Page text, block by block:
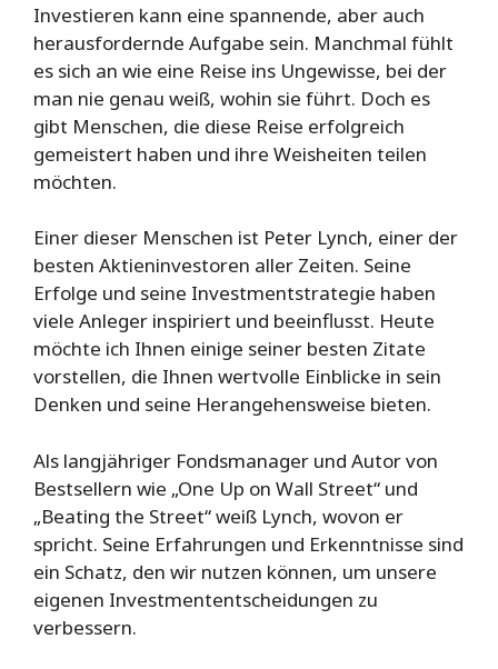
Investieren kann eine spannende, aber auch
herausfordernde Aufgabe sein. Manchmal fühlt
es sich an wie eine Reise ins Ungewisse, bei der
man nie genau weiß, wohin sie führt. Doch es
gibt Menschen, die diese Reise erfolgreich
gemeistert haben und ihre Weisheiten teilen
möchten.
Einer dieser Menschen ist Peter Lynch, einer der
besten Aktieninvestoren aller Zeiten. Seine
Erfolge und seine Investmentstrategie haben
viele Anleger inspiriert und beeinflusst. Heute
möchte ich Ihnen einige seiner besten Zitate
vorstellen, die Ihnen wertvolle Einblicke in sein
Denken und seine Herangehensweise bieten.
Als langjähriger Fondsmanager und Autor von
Bestsellern wie „One Up on Wall Street“ und
„Beating the Street“ weiß Lynch, wovon er
spricht. Seine Erfahrungen und Erkenntnisse sind
ein Schatz, den wir nutzen können, um unsere
eigenen Investmententscheidungen zu
verbessern.